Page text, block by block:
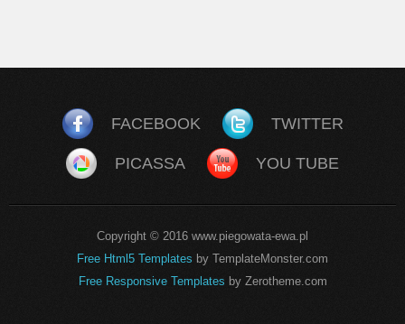
FACEBOOK TWITTER
PICASSA YOU TUBE
Copyright © 2016 www.piegowata-ewa.pl
Free Html5 Templates by TemplateMonster.com
Free Responsive Templates by Zerotheme.com